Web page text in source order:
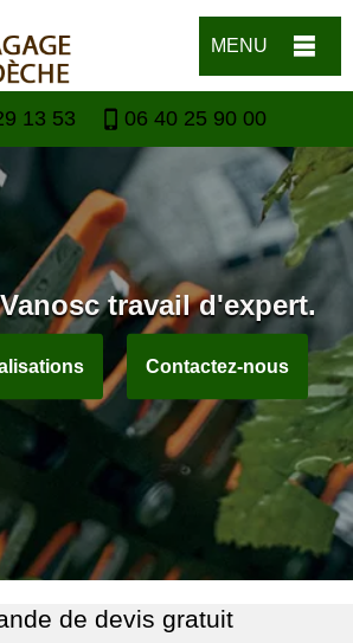
MENU
13 53 06 40 25 90 00
travail d'expert.
Contactez-nous
de devis gratuit